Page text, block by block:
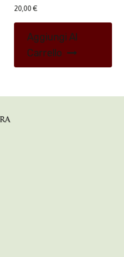
20,00 €
Aggiungi Al
Carrello